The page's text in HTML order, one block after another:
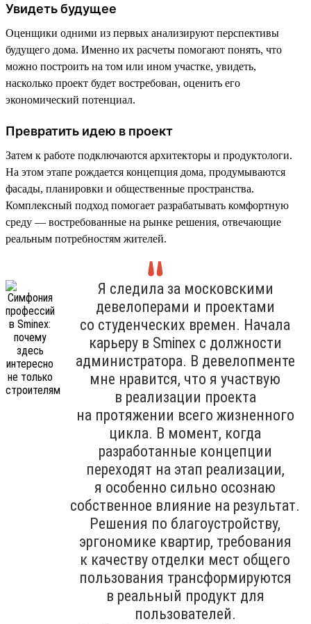
Увидеть будущее
Оценщики одними из первых анализируют перспективы
будущего дома. Именно их расчеты помогают понять, что
можно построить на том или ином участке, увидеть,
насколько проект будет востребован, оценить его
экономический потенциал.
Превратить идею в проект
Затем к работе подключаются архитекторы и продуктологи.
На этом этапе рождается концепция дома, продумываются
фасады, планировки и общественные пространства.
Комплексный подход помогает разрабатывать комфортную
среду — востребованные на рынке решения, отвечающие
реальным потребностям жителей.
Я следила за московскими
девелоперами и проектами
со студенческих времен. Начала
карьеру в Sminex с должности
администратора. В девелопменте
мне нравится, что я участвую
в реализации проекта
на протяжении всего жизненного
цикла. В момент, когда
разработанные концепции
переходят на этап реализации,
я особенно сильно осознаю
собственное влияние на результат.
Решения по благоустройству,
эргономике квартир, требования
к качеству отделки мест общего
пользования трансформируются
в реальный продукт для
пользователей.